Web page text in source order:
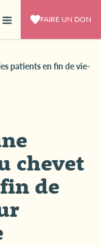
FAIRE UN DON
patients en fin de vie-
chevet
de